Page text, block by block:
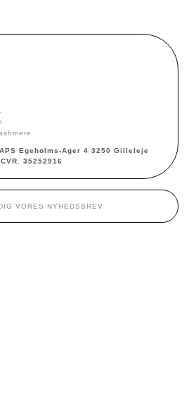
APS Egeholms-Ager 4 3250 Gilleleje
CVR. 35252916
VORES NYHEDSBREV